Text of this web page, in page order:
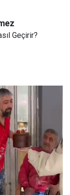
Geçirir?